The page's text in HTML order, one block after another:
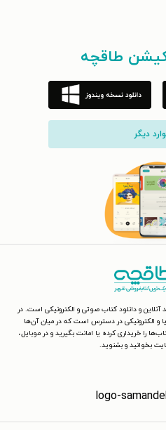
طاقچه
دیگر
آنلاین و دانلود کتاب صوتی و الکترونیکی است. در
و الکترونیکی در دسترس است که در میان آن‌ها
را خریداری کرده یا امانت بگیرید و در موبایل،
بخوانید و بشنوید.